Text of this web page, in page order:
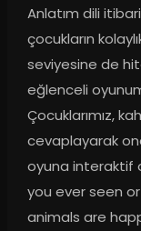
Anlatım dili
çocukların
seviyesine de
eğlenceli
Çocuklarımız,
cevaplayarak
oyuna interaktif
you ever seen
animals are